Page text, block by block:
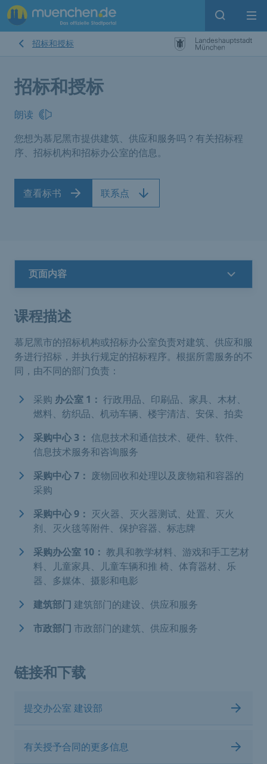
Open
招标和授标
招标和授标
朗读
您想为慕尼黑市提供建筑、供应和服务吗？有关招标程
序、招标机构和招标办公室的信息。
查看标书 联系点
页面内容
课程描述
慕尼黑市的招标机构或招标办公室负责对建筑、供应和服
务进行招标，并执行规定的招标程序。根据所需服务的不
同，由不同的部门负责：
采购 办公室 1： 行政用品、印刷品、家具、木材、
燃料、纺织品、机动车辆、楼宇清洁、安保、拍卖
采购中心 3： 信息技术和通信技术、硬件、软件、
信息技术服务和咨询服务
采购中心 7： 废物回收和处理以及废物箱和容器的
采购
采购中心 9： 灭火器、灭火器测试、处置、灭火
剂、灭火毯等附件、保护容器、标志牌
采购办公室 10： 教具和教学材料、游戏和手工艺材
料、儿童家具、儿童车辆和推 椅、体育器材、乐
器、多媒体、摄影和电影
建筑部门 建筑部门的建设、供应和服务
市政部门 市政部门的建筑、供应和服务
链接和下载
提交办公室 建设部
有关授予合同的更多信息